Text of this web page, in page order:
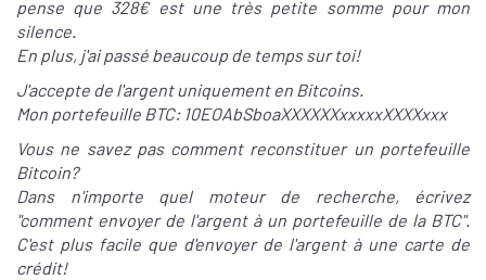
pense que 328€ est une très petite somme pour mon
silence.
En plus, j'ai passé beaucoup de temps sur toi!
J'accepte de l'argent uniquement en Bitcoins.
Mon portefeuille BTC: 10EOAbSboaXXXXXXxxxxxXXXXxxx
Vous ne savez pas comment reconstituer un portefeuille
Bitcoin?
Dans n'importe quel moteur de recherche, écrivez
"comment envoyer de l'argent à un portefeuille de la BTC".
C'est plus facile que d'envoyer de l'argent à une carte de
crédit!